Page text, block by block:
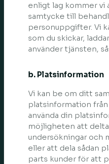
enligt lag kommer
samtycke till
personuppgifter. Vi
som du skickar,
använder tjänsten,
b. Platsinformation
Vi kan be om ditt
platsinformation
använda din
möjligheten att
undersökningar och
eller att dela sådan
parts kunder för att